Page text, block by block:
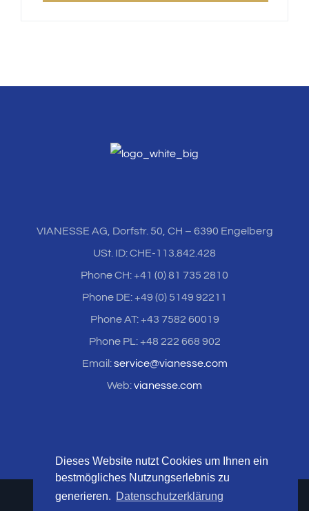
Dieses Website nutzt Cookies um Ihnen ein
bestmögliches Nutzungserlebnis zu
generieren. Datenschutzerklärung
VIANESSE AG, Dorfstr. 50, CH – 6390 Engelberg
USt. ID: CHE-113.842.428
Phone CH: +41 (0) 81 735 2810
Phone DE: +49 (0) 5149 92211
Phone AT: +43 7582 60019
Phone PL: +48 222 668 902
Email:service@vianesse.com
Web:vianesse.com